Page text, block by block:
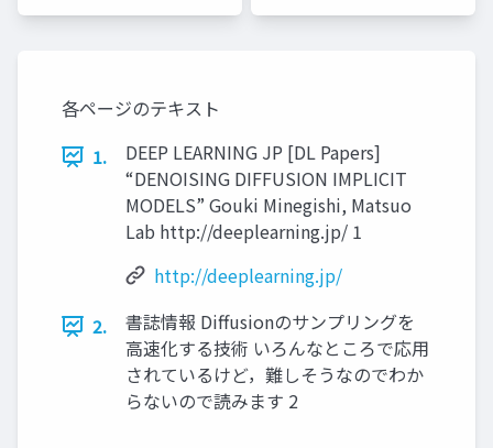
各ページのテキスト
1.
DEEP LEARNING JP [DL Papers]
“DENOISING DIFFUSION IMPLICIT
MODELS” Gouki Minegishi, Matsuo
Lab http://deeplearning.jp/ 1
http://deeplearning.jp/
2.
書誌情報 Diffusionのサンプリングを
高速化する技術 いろんなところで応用
されているけど，難しそうなのでわか
らないので読みます 2